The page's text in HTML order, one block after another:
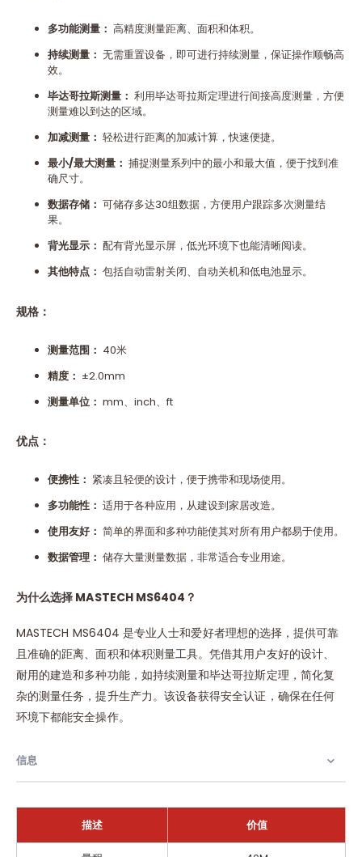
多功能测量： 高精度测量距离、面积和体积。
持续测量： 无需重置设备，即可进行持续测量，保证操作顺畅高
效。
毕达哥拉斯测量： 利用毕达哥拉斯定理进行间接高度测量，方便
测量难以到达的区域。
加减测量： 轻松进行距离的加减计算，快速便捷。
最小/最大测量： 捕捉测量系列中的最小和最大值，便于找到准
确尺寸。
数据存储： 可储存多达30组数据，方便用户跟踪多次测量结
果。
背光显示： 配有背光显示屏，低光环境下也能清晰阅读。
其他特点： 包括自动雷射关闭、自动关机和低电池显示。
规格：
测量范围： 40米
精度： ±2.0mm
测量单位： mm、inch、ft
优点：
便携性： 紧凑且轻便的设计，便于携带和现场使用。
多功能性： 适用于各种应用，从建设到家居改造。
使用友好： 简单的界面和多种功能使其对所有用户都易于使用。
数据管理： 储存大量测量数据，非常适合专业用途。
为什么选择 MASTECH MS6404 ？
MASTECH MS6404 是专业人士和爱好者理想的选择，提供可靠
且准确的距离、面积和体积测量工具。凭借其用户友好的设计、
耐用的建造和多种功能，如持续测量和毕达哥拉斯定理，简化复
杂的测量任务，提升生产力。该设备获得安全认证，确保在任何
环境下都能安全操作。
信息
描述 价值